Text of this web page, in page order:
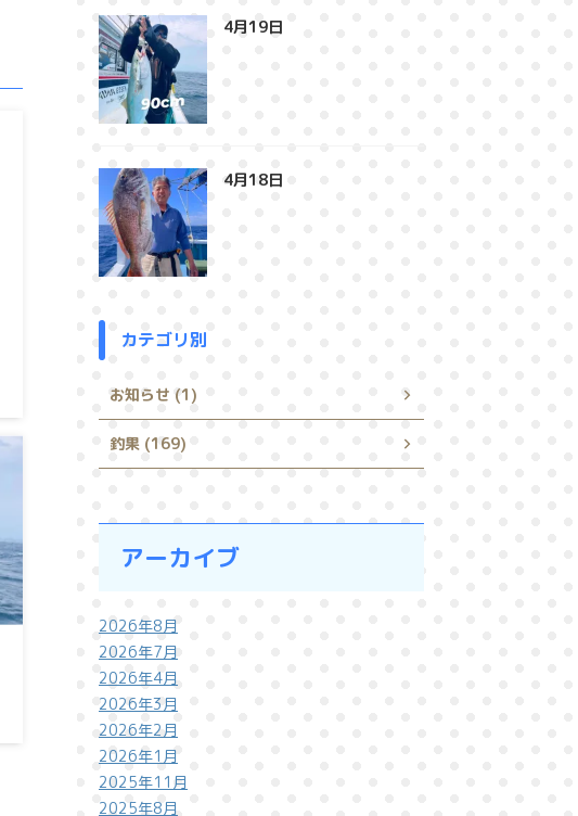
4月19日⁡
4月18日
カテゴリ別
お知らせ (1)
釣果 (169)
アーカイブ
2026年8月
2026年7月
2026年4月
2026年3月
2026年2月
2026年1月
2025年11月
2025年8月